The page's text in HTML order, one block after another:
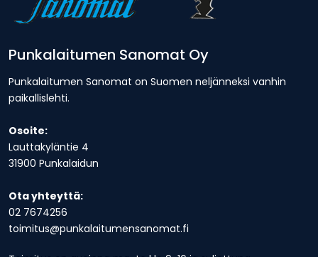
Punkalaitumen Sanomat Oy
Punkalaitumen Sanomat on Suomen neljänneksi vanhin
paikallislehti.
Osoite:
Lauttakyläntie 4
31900 Punkalaidun
Ota yhteyttä:
02 7674256
toimitus@punkalaitumensanomat.fi